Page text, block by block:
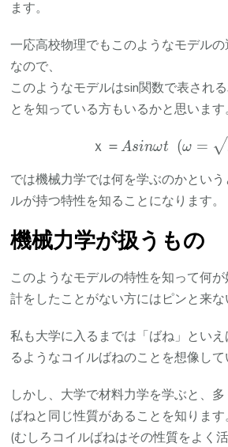
ます。
一応高校物理でもこのようなモデル
なので、
このようなモデルはsin関数で表され
とを知っている方もいるかと思います
ｘ＝
ｘ＝ Asinωt (ω =
では機械力学では何を学ぶのかとい
ルが持つ特性を知ることになります。
機械力学が扱うもの
このようなモデルの特性を知って何
計をしたことがない方にはピンと来な
私も大学に入るまでは「ばね」とい
るようなコイルばねのことを想像して
しかし、大学で材料力学を学ぶと、
ばねと同じ性質があることを知ります
(むしろコイルばねはその性質をよく